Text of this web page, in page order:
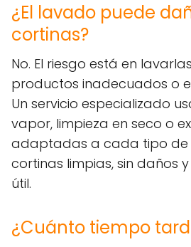
¿El lavado puede
cortinas?
No. El riesgo está en
productos inadecuados o
Un servicio especializado
vapor, limpieza en seco o
adaptadas a cada tipo de
cortinas limpias, sin daños
útil.
¿Cuánto tiempo